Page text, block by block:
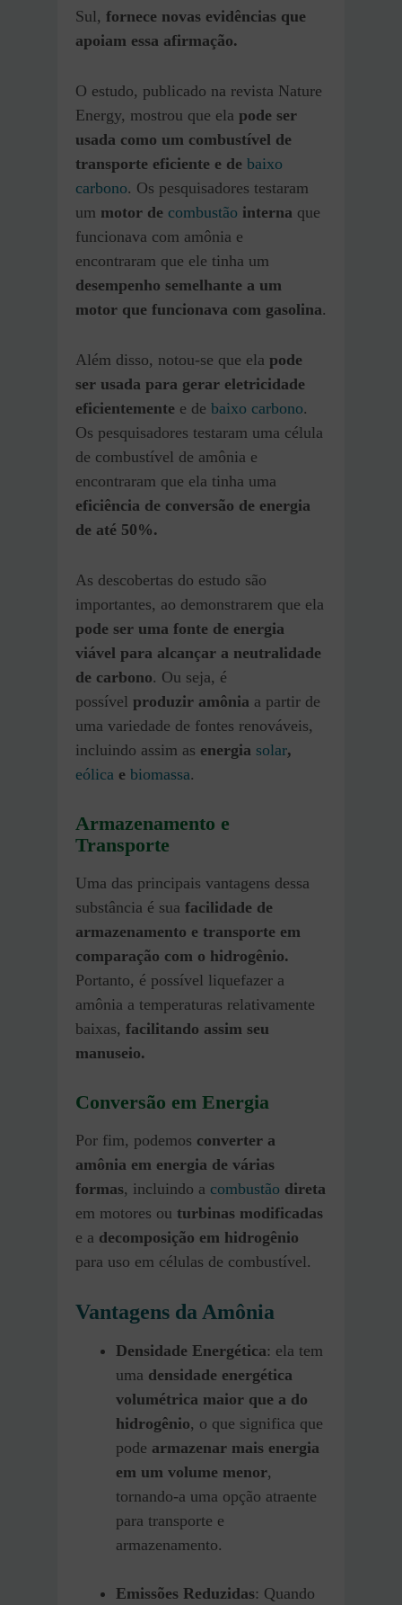
Sul, fornece novas evidências que
apoiam essa afirmação.
O estudo, publicado na revista Nature
Energy, mostrou que ela pode ser
usada como um combustível de
transporte eficiente e de baixo
carbono. Os pesquisadores testaram
um motor de combustão interna que
funcionava com amônia e
encontraram que ele tinha um
desempenho semelhante a um
motor que funcionava com gasolina.
Além disso, notou-se que ela pode
ser usada para gerar eletricidade
eficientemente e de baixo carbono.
Os pesquisadores testaram uma célula
de combustível de amônia e
encontraram que ela tinha uma
eficiência de conversão de energia
de até 50%.
As descobertas do estudo são
importantes, ao demonstrarem que ela
pode ser uma fonte de energia
viável para alcançar a neutralidade
de carbono. Ou seja, é
possível produzir amônia a partir de
uma variedade de fontes renováveis,
incluindo assim as energia solar,
eólica e biomassa.
Armazenamento e
Transporte
Uma das principais vantagens dessa
substância é sua facilidade de
armazenamento e transporte em
comparação com o hidrogênio.
Portanto, é possível liquefazer a
amônia a temperaturas relativamente
baixas, facilitando assim seu
manuseio.
Conversão em Energia
Por fim, podemos converter a
amônia em energia de várias
formas, incluindo a combustão direta
em motores ou turbinas modificadas
e a decomposição em hidrogênio
para uso em células de combustível.
Vantagens da Amônia
Densidade Energética: ela tem
uma densidade energética
volumétrica maior que a do
hidrogênio, o que significa que
pode armazenar mais energia
em um volume menor,
tornando-a uma opção atraente
para transporte e
armazenamento.
Emissões Reduzidas: Quando